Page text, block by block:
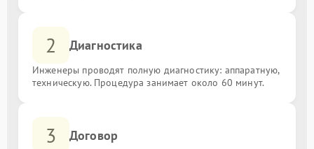
2 Диагностика
Инженеры проводят полную диагностику: аппаратную,
техническую. Процедура занимает около 60 минут.
3 Договор